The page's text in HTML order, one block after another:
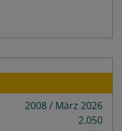
2008 / März 2026
2.050